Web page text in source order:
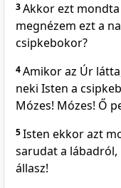
3Akkor ezt
megnézem ezt a
csipkebokor?
4Amikor az Úr
neki Isten a
Mózes! Mózes! Ő
5Isten ekkor azt
sarudat a lábadról,
állasz!